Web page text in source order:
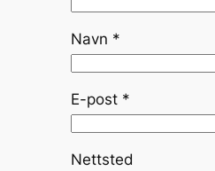
Navn *
E-post *
Nettsted